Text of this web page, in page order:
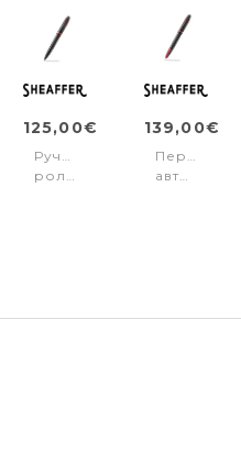
125,00€
Ручка-
роллер
139,00€
Перьевая
авторучка